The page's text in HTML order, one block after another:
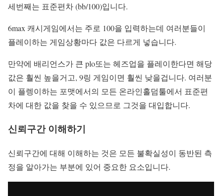
세번째는 표준편차 (bb/100)입니다.
6max 캐시게임에서는 주로 100을 입력하는데 여러분들이
플레이하는 게임상황마다 값은 다르게 넣습니다.
만약에 배리언스가 큰 plo또는 헤즈업을 플레이한다면 해당
값은 훨씬 높을거고, 9링 게임이면 훨씬 낮을겁니다. 여러분
이 플렝이하는 포맷에서의 모든 온라인홀덤툴에서 표준편
차에 대한 값을 찾을 수 있으므로 그것을 대입합니다.
신뢰구간 이해하기
신뢰구간에 대해 이해하는 것은 모든 불확실성이 동반된 측
정을 알아가는 부분에 있어 중요한 요소입니다.